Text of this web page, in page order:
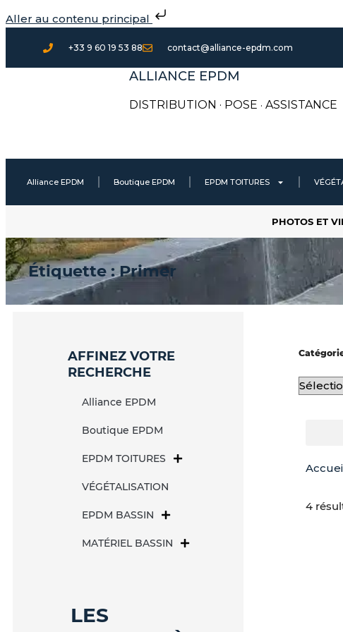
Aller au contenu principal
au
contenu
+33 9 60 19 53 88 contact@alliance-epdm.com
ALLIANCE EPDM
DISTRIBUTION · POSE · ASSISTANCE
Alliance EPDM Boutique EPDM EPDM TOITURES
PHOTOS ET
Étiquette : Primer
AFFINEZ VOTRE
RECHERCHE
Alliance EPDM
Boutique EPDM
EPDM TOITURES
VÉGÉTALISATION
EPDM BASSIN
MATÉRIEL BASSIN
LES
4